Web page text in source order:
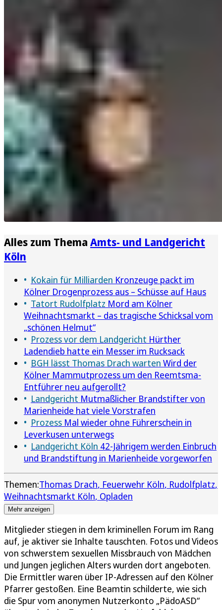
Alles zum Thema Amts- und Landgericht
Köln
Kokain für Milliarden Kronzeuge packt im
Kölner Drogenprozess aus – Schüsse auf Haus
Tatort Rudolfplatz Mord am Kölner
Weihnachtsmarkt – das tragische Schicksal vom
„schönen Helmut“
Prozess vor dem Landgericht Hürther
Ladendieb hatte ein Messer im Rucksack
BGH lässt Thomas Drach warten Wird der
Kölner Mammutprozess um den Reemtsma-
Entführer neu aufgerollt?
Landgericht Mutmaßlicher Brandstifter von
Marienheide hat viele Vorstrafen
Prozess Mal wieder ohne Führerschein in
Leverkusen unterwegs
Landgericht Köln 42-Jährigem werden Einbruch
und Brandstiftung in Marienheide vorgeworfen
Themen:Thomas Drach Feuerwehr Köln Rudolfplatz
Weihnachtsmarkt Köln Opladen
Mehr anzeigen
Mitglieder stiegen in dem kriminellen Forum im Rang
auf, je aktiver sie Inhalte tauschten. Fotos und Videos
von schwerstem sexuellen Missbrauch von Mädchen
und Jungen jeglichen Alters wurden dort angeboten.
Die Ermittler waren über IP-Adressen auf den Kölner
Pfarrer gestoßen. Eine Beamtin schilderte, wie sich
die Spur vom anonymen Nutzerkonto „PädoASD“